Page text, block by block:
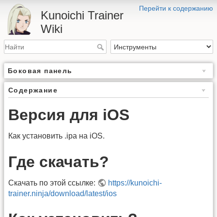
Перейти к содержанию
Kunoichi Trainer
Wiki
Боковая панель
Содержание
Версия для iOS
Как установить .ipa на iOS.
Где скачать?
Скачать по этой ссылке:
https://kunoichi-
trainer.ninja/download/latest/ios